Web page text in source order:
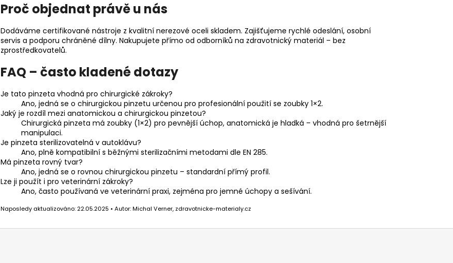
Proč objednat právě u nás
Dodáváme certifikované nástroje z kvalitní nerezové oceli skladem. Zajišťujeme rychlé odeslání, osobní
servis a podporu chráněné dílny. Nakupujete přímo od odborníků na zdravotnický materiál – bez
zprostředkovatelů.
FAQ – často kladené dotazy
Je tato pinzeta vhodná pro chirurgické zákroky?
Ano, jedná se o chirurgickou pinzetu určenou pro profesionální použití se zoubky 1×2.
Jaký je rozdíl mezi anatomickou a chirurgickou pinzetou?
Chirurgická pinzeta má zoubky (1×2) pro pevnější úchop, anatomická je hladká – vhodná pro šetrnější
manipulaci.
Je pinzeta sterilizovatelná v autoklávu?
Ano, plně kompatibilní s běžnými sterilizačními metodami dle EN 285.
Má pinzeta rovný tvar?
Ano, jedná se o rovnou chirurgickou pinzetu – standardní přímý profil.
Lze ji použít i pro veterinární zákroky?
Ano, často používaná ve veterinární praxi, zejména pro jemné úchopy a sešívání.
Naposledy aktualizováno: 22.05.2025 • Autor: Michal Verner, zdravotnicke-materialy.cz